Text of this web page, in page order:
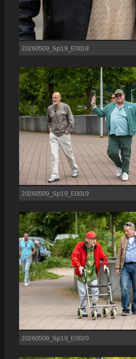
20260509_Sp19_E0018
20260509_Sp19_E0019
20260509_Sp19_E0020